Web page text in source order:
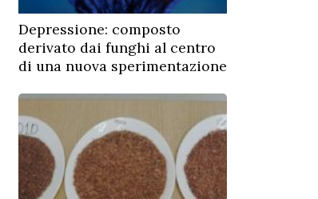
Depressione: composto
derivato dai funghi al centro
di una nuova sperimentazione